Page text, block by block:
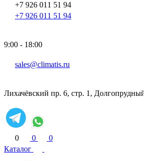
+7 926 011 51 94
+7 926 011 51 94
9:00 - 18:00
sales@climatis.ru
Лихачёвский пр. 6, стр. 1,
0 0
0
Каталог